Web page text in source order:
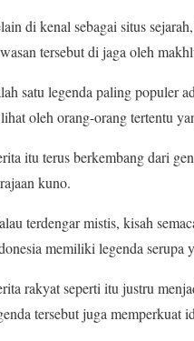
di kenal sebagai situs
tersebut di jaga oleh
satu legenda paling populer
oleh orang-orang tertentu
itu terus berkembang dari
kuno.
terdengar mistis, kisah
memiliki legenda serupa
rakyat seperti itu justru
tersebut juga memperkuat